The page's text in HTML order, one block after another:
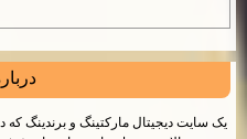
یک سایت دیجیتال مارکتینگ و برندینگ که